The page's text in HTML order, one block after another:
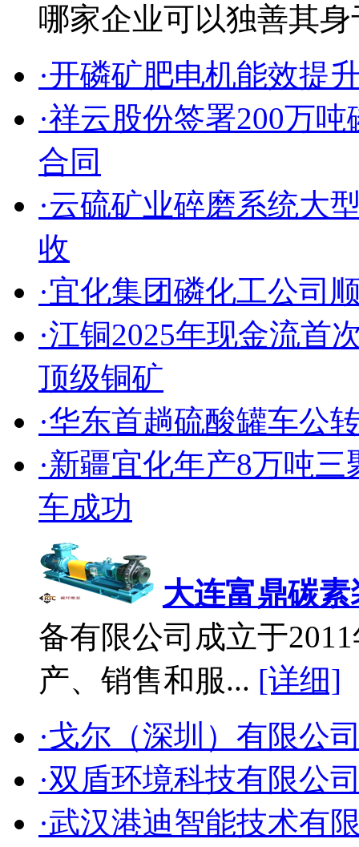
哪家企业可以独善其
·开磷矿肥电机能效提
·祥云股份签署200万
合同
·云硫矿业碎磨系统大
收
·宜化集团磷化工公司
·江铜2025年现金流首
顶级铜矿
·华东首趟硫酸罐车公
·新疆宜化年产8万吨
车成功
大连富鼎碳
备有限公司成立于
产、销售和服... [详细]
·戈尔（深圳）有限公
·双盾环境科技有限公
·武汉港迪智能技术有